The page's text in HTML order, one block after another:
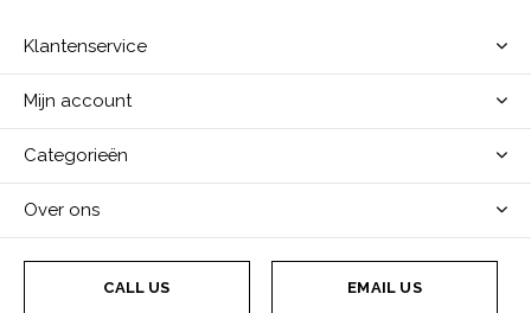
Klantenservice
Mijn account
Categorieën
Over ons
CALL US EMAIL US